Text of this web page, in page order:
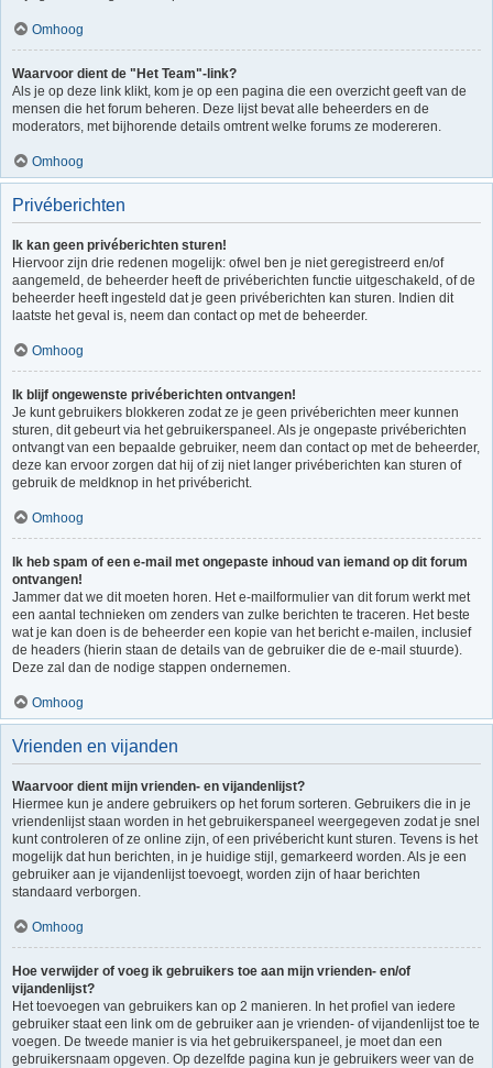
Omhoog
Waarvoor dient de "Het Team"-link?
Als je op deze link klikt, kom je op een pagina die een overzicht geeft van de
mensen die het forum beheren. Deze lijst bevat alle beheerders en de
moderators, met bijhorende details omtrent welke forums ze modereren.
Omhoog
Privéberichten
Ik kan geen privéberichten sturen!
Hiervoor zijn drie redenen mogelijk: ofwel ben je niet geregistreerd en/of
aangemeld, de beheerder heeft de privéberichten functie uitgeschakeld, of de
beheerder heeft ingesteld dat je geen privéberichten kan sturen. Indien dit
laatste het geval is, neem dan contact op met de beheerder.
Omhoog
Ik blijf ongewenste privéberichten ontvangen!
Je kunt gebruikers blokkeren zodat ze je geen privéberichten meer kunnen
sturen, dit gebeurt via het gebruikerspaneel. Als je ongepaste privéberichten
ontvangt van een bepaalde gebruiker, neem dan contact op met de beheerder,
deze kan ervoor zorgen dat hij of zij niet langer privéberichten kan sturen of
gebruik de meldknop in het privébericht.
Omhoog
Ik heb spam of een e-mail met ongepaste inhoud van iemand op dit forum
ontvangen!
Jammer dat we dit moeten horen. Het e-mailformulier van dit forum werkt met
een aantal technieken om zenders van zulke berichten te traceren. Het beste
wat je kan doen is de beheerder een kopie van het bericht e-mailen, inclusief
de headers (hierin staan de details van de gebruiker die de e-mail stuurde).
Deze zal dan de nodige stappen ondernemen.
Omhoog
Vrienden en vijanden
Waarvoor dient mijn vrienden- en vijandenlijst?
Hiermee kun je andere gebruikers op het forum sorteren. Gebruikers die in je
vriendenlijst staan worden in het gebruikerspaneel weergegeven zodat je snel
kunt controleren of ze online zijn, of een privébericht kunt sturen. Tevens is het
mogelijk dat hun berichten, in je huidige stijl, gemarkeerd worden. Als je een
gebruiker aan je vijandenlijst toevoegt, worden zijn of haar berichten
standaard verborgen.
Omhoog
Hoe verwijder of voeg ik gebruikers toe aan mijn vrienden- en/of
vijandenlijst?
Het toevoegen van gebruikers kan op 2 manieren. In het profiel van iedere
gebruiker staat een link om de gebruiker aan je vrienden- of vijandenlijst toe te
voegen. De tweede manier is via het gebruikerspaneel, je moet dan een
gebruikersnaam opgeven. Op dezelfde pagina kun je gebruikers weer van de